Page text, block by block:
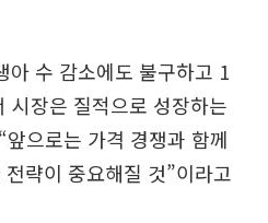
아 수 감소에도 불구하고 1
시장은 질적으로 성장하는
으로는 가격 경쟁과 함께
략이 중요해질 것”이라고